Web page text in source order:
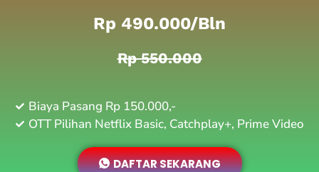
Rp 490.000/bln
Rp 550.000
Biaya Pasang Rp 150.000,-
OTT Pilihan Netflix Basic, Catchplay+, Prime Video
DAFTAR SEKARANG